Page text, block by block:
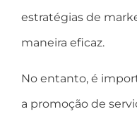
estratégias de
maneira eficaz.
No entanto, é
a promoção de